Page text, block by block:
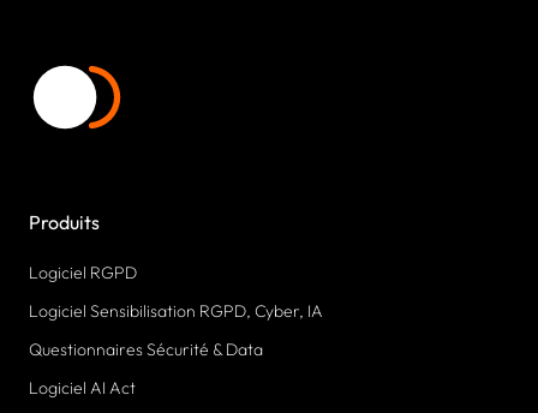
Produits
Logiciel RGPD
Logiciel Sensibilisation RGPD, Cyber, IA
Questionnaires Sécurité & Data
Logiciel AI Act